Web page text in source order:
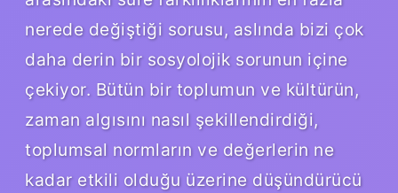
nerede değiştiği sorusu, aslında bizi çok
daha derin bir sosyolojik sorunun içine
çekiyor. Bütün bir toplumun ve kültürün,
zaman algısını nasıl şekillendirdiği,
toplumsal normların ve değerlerin ne
kadar etkili olduğu üzerine düşündürücü